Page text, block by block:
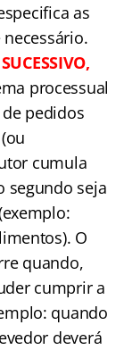
as
processual
pedidos
cumula
segundo seja
O
quando,
cumprir a
quando
deverá